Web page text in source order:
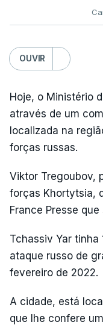
OUVIR
Hoje, o Ministério
através de um
localizada na
forças russas.
Viktor Tregoubov,
forças Khortytsia,
France Presse
Tchassiv Yar
ataque russo de
fevereiro de 2022.
A cidade, está
que lhe confere